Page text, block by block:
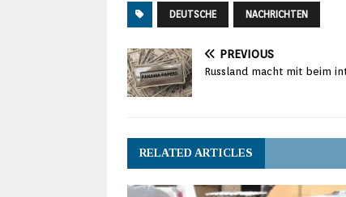
DEUTSCHE NACHRICHTEN
PREVIOUS
Russland macht mit beim
RELATED ARTICLES